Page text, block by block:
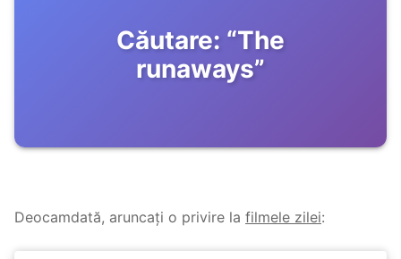
Căutare: “The
runaways”
Deocamdată, aruncați o privire la filmele zilei: